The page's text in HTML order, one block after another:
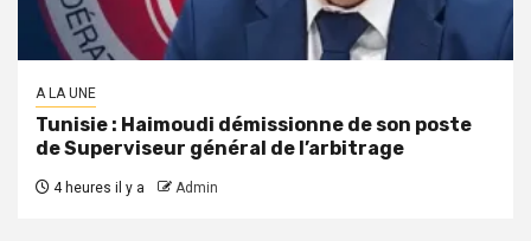
A LA UNE
Tunisie : Haimoudi démissionne de son poste
de Superviseur général de l’arbitrage
4 heures il y a Admin